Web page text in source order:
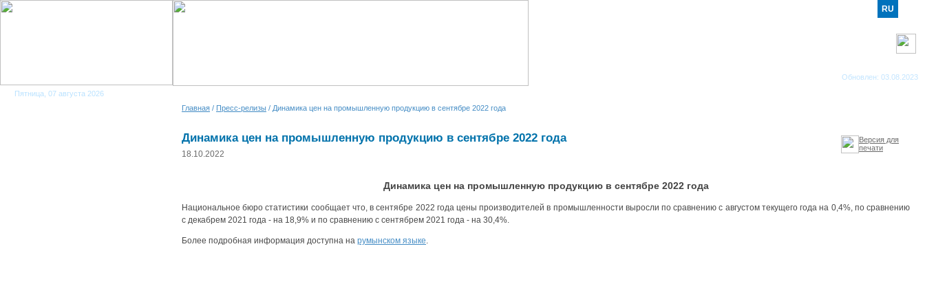
Пятница, 07 августа 2026
RU
Обновлен: 03.08.2023
Главная / Пресс-релизы / Динамика цен на промышленную продукцию в сентябре 2022 года
Динамика цен на промышленную продукцию в сентябре 2022 года
18.10.2022
Версия для
печати
Динамика цен на промышленную продукцию в сентябре 2022 года
Национальное бюро статистики сообщает что, в сентябре 2022 года цены производителей в промышленности выросли по сравнению с августом текущего года на 0,4%, по сравнению
с декабрем 2021 года - на 18,9% и по сравнению с сентябрем 2021 года - на 30,4%.
Более подробная информация доступна на румынском языке.